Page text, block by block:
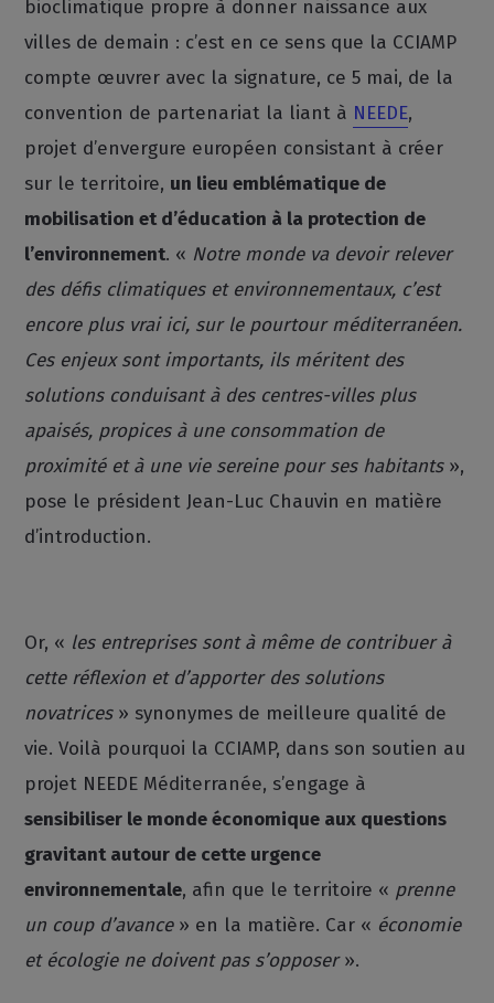
bioclimatique propre à donner naissance aux
villes de demain : c’est en ce sens que la CCIAMP
compte œuvrer avec la signature, ce 5 mai, de la
convention de partenariat la liant à NEEDE,
projet d’envergure européen consistant à créer
sur le territoire, un lieu emblématique de
mobilisation et d’éducation à la protection de
l’environnement. « Notre monde va devoir relever
des défis climatiques et environnementaux, c’est
encore plus vrai ici, sur le pourtour méditerranéen.
Ces enjeux sont importants, ils méritent des
solutions conduisant à des centres-villes plus
apaisés, propices à une consommation de
proximité et à une vie sereine pour ses habitants »,
pose le président Jean-Luc Chauvin en matière
d’introduction.
Or, « les entreprises sont à même de contribuer à
cette réflexion et d’apporter des solutions
novatrices » synonymes de meilleure qualité de
vie. Voilà pourquoi la CCIAMP, dans son soutien au
projet NEEDE Méditerranée, s’engage à
sensibiliser le monde économique aux questions
gravitant autour de cette urgence
environnementale, afin que le territoire « prenne
un coup d’avance » en la matière. Car « économie
et écologie ne doivent pas s’opposer».